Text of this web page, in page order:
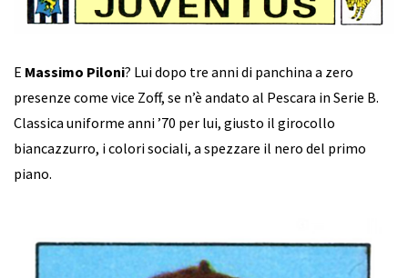
E Massimo Piloni? Lui dopo tre anni di panchina a zero
presenze come vice Zoff, se n’è andato al Pescara in Serie B.
Classica uniforme anni ’70 per lui, giusto il girocollo
biancazzurro, i colori sociali, a spezzare il nero del primo
piano.